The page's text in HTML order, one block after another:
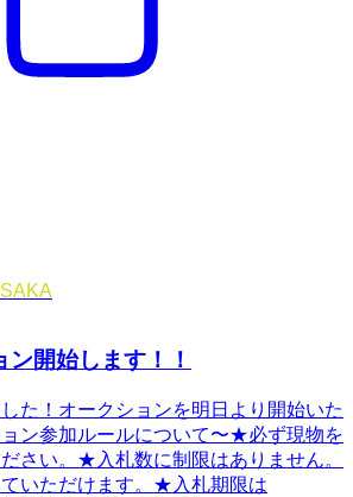
ン開始します！！
た！オークションを明日より開始いた
ョン参加ルールについて〜★必ず現物を
さい。★入札数に制限はありません。
いただけます。★入札期限は